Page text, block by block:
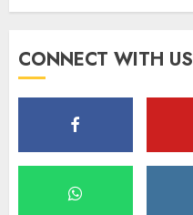
CONNECT WITH US